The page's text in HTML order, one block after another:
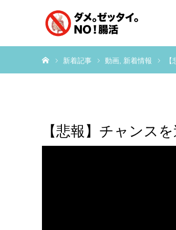
新着記事 動画 新着情報
【悲報】チャンス